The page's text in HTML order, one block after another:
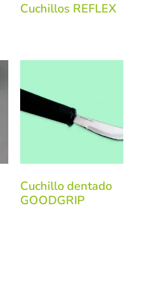
Cuchillos REFLEX
Cuchillo dentado
GOODGRIP